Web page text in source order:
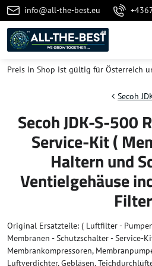
info@all-the-best.eu
Preis in Shop ist gültig für Österreich
Secoh
Secoh JDK-S-500
Service-Kit (
Haltern und
Ventielgehäuse
Filter
Original Ersatzteile: ( Luftfilter -
Membranen - Schutzschalter - Service-
Membrankompressoren,
Luftverdichter, Gebläsen,